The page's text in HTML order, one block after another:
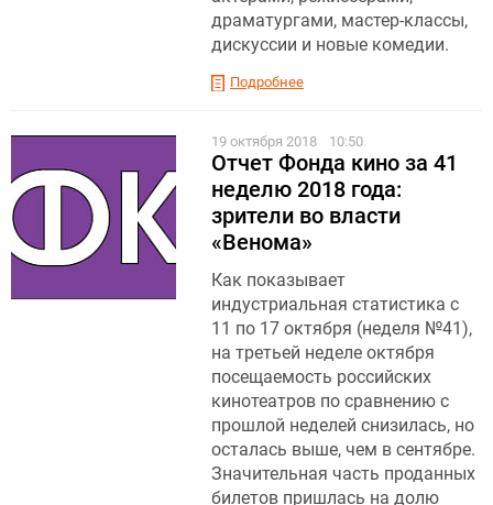
драматургами, мастер-классы,
дискуссии и новые комедии.
Подробнее
19 октября 2018 10:50
Отчет Фонда кино за 41
неделю 2018 года:
зрители во власти
«Венома»
Как показывает
индустриальная статистика с
11 по 17 октября (неделя №41),
на третьей неделе октября
посещаемость российских
кинотеатров по сравнению с
прошлой неделей снизилась, но
осталась выше, чем в сентябре.
Значительная часть проданных
билетов пришлась на долю